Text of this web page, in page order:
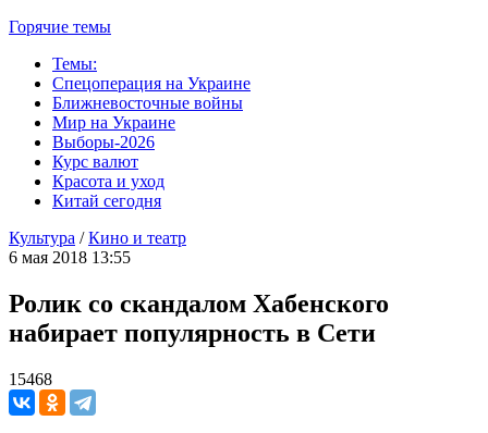
Горячие темы
Темы:
Спецоперация на Украине
Ближневосточные войны
Мир на Украине
Выборы-2026
Курс валют
Красота и уход
Китай сегодня
Культура /Кино и театр
6 мая 2018 13:55
Ролик со скандалом Хабенского
набирает популярность в Сети
15468